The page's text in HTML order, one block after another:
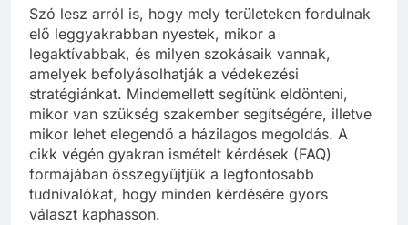
Szó lesz arról is, hogy mely területeken fordulnak
elő leggyakrabban nyestek, mikor a
legaktívabbak, és milyen szokásaik vannak,
amelyek befolyásolhatják a védekezési
stratégiánkat. Mindemellett segítünk eldönteni,
mikor van szükség szakember segítségére, illetve
mikor lehet elegendő a házilagos megoldás. A
cikk végén gyakran ismételt kérdések (FAQ)
formájában összegyűjtjük a legfontosabb
tudnivalókat, hogy minden kérdésére gyors
választ kaphasson.